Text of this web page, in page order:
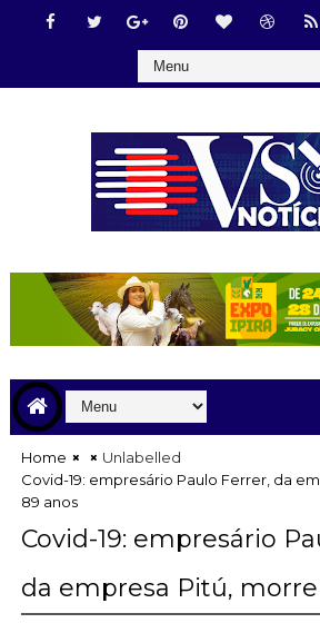
Home
Unlabelled
Covid-19: empresário Paulo Ferrer, da
89 anos
Covid-19: empresário
da empresa Pitú, morre